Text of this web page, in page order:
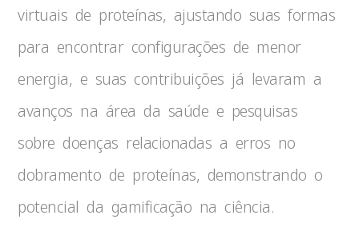
virtuais de proteínas, ajustando suas formas
para encontrar configurações de menor
energia, e suas contribuições já levaram a
avanços na área da saúde e pesquisas
sobre doenças relacionadas a erros no
dobramento de proteínas, demonstrando o
potencial da gamificação na ciência.